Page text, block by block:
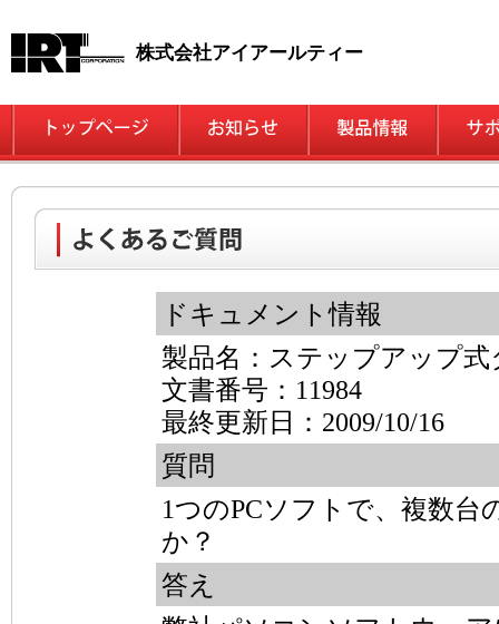
株式会社アイアールティー
ドキュメント情報
製品名：ステップアップ
文書番号：11984
最終更新日：2009/10/16
質問
1つのPCソフトで、複数
か？
答え